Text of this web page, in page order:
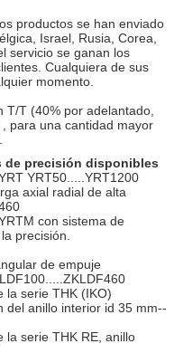
productos se han enviado
Israel, Rusia, Corea,
servicio se ganan los
Cualquiera de sus
momento.
T (40% por adelantado,
para una cantidad mayor
de precisión disponibles
YRT50.....YRT1200
axial radial de alta
con sistema de
precisión.
de empuje
la serie THK (IKO)
del anillo interior id 35 mm--
la serie THK RE, anillo